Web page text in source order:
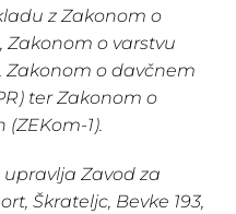
z Zakonom o
Zakonom o varstvu
Zakonom o davčnem
ter Zakonom o
1).
Zavod za
Škrateljc, Bevke 193,